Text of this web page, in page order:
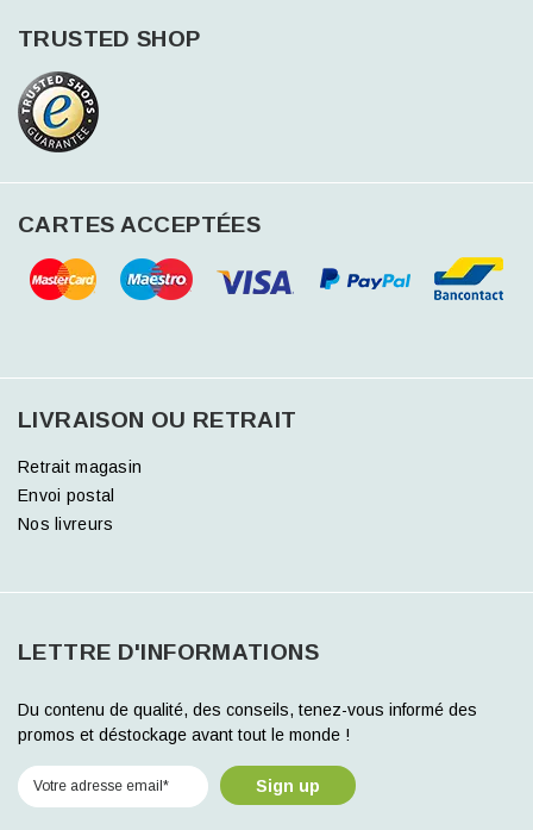
TRUSTED SHOP
CARTES ACCEPTÉES
LIVRAISON OU RETRAIT
Retrait magasin
Envoi postal
Nos livreurs
LETTRE D'INFORMATIONS
Du contenu de qualité, des conseils, tenez-vous informé des
promos et déstockage avant tout le monde !
Sign up